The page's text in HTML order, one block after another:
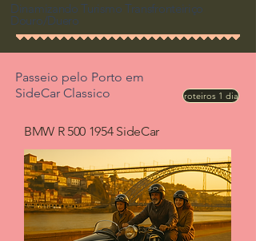
Dinamizando Turismo Transfronteiriço
Douro/Duero
Passeio pelo Porto em
SideCar Classico
roteiros 1 dia
BMW R 500 1954SideCar